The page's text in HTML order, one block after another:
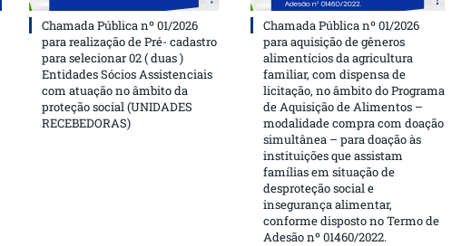
Chamada Pública nº 01/2026
para realização de Pré- cadastro
para selecionar 02 ( duas )
Entidades Sócios Assistenciais
com atuação no âmbito da
proteção social (UNIDADES
RECEBEDORAS)
Chamada Pública nº 01/2026
para aquisição de gêneros
alimentícios da agricultura
familiar, com dispensa de
licitação, no âmbito do Programa
de Aquisição de Alimentos –
modalidade compra com doação
simultânea – para doação às
instituições que assistam
famílias em situação de
desproteção social e
insegurança alimentar,
conforme disposto no Termo de
Adesão nº 01460/2022.